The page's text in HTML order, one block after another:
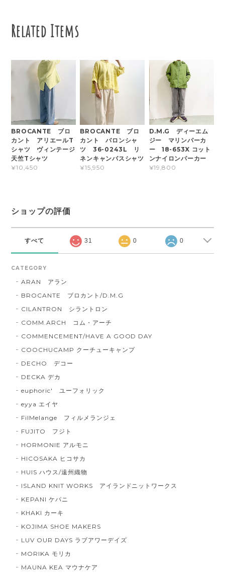
Related Items
BROCANTE ブロ
カント アリエールT
シャツ ヴィンテージ
天竺Tシャツ
¥10,450
BROCANTE ブロ
カント バロンシャ
ツ 36-0243L リ
ネンキャンバスシャツ
¥15,950
D.M.G ディーエム
ジー マリンパーカ
ー 18-653X コット
ンナイロンパーカー
¥19,800
ショップの評価
すべて 31 0 0
CATEGORY
ARAN アラン
BROCANTE ブロカント/D.M.G
CILANTRON シラントロン
COMM.ARCH コム・アーチ
COMMENCEMENT/HAVE A GOOD DAY
COOCHUCAMP クーチューキャンプ
DECHO デコー
DECKA デカ
euphoric' ユーフォリック
eyya エイヤ
FilMelange フィルメランジェ
FUJITO フジト
HORMONIE アルモニ
HICOSAKA ヒコサカ
HUIS ハウス/遠州織物
ISLAND KNIT WORKS アイランドニットワークス
KEPANI ケパニ
KHAKI カーキ
KOJIMA SHOE MAKERS
LUV OUR DAYS ラブアワーデイズ
MORIKA モリカ
MAUNA KEA マウナケア